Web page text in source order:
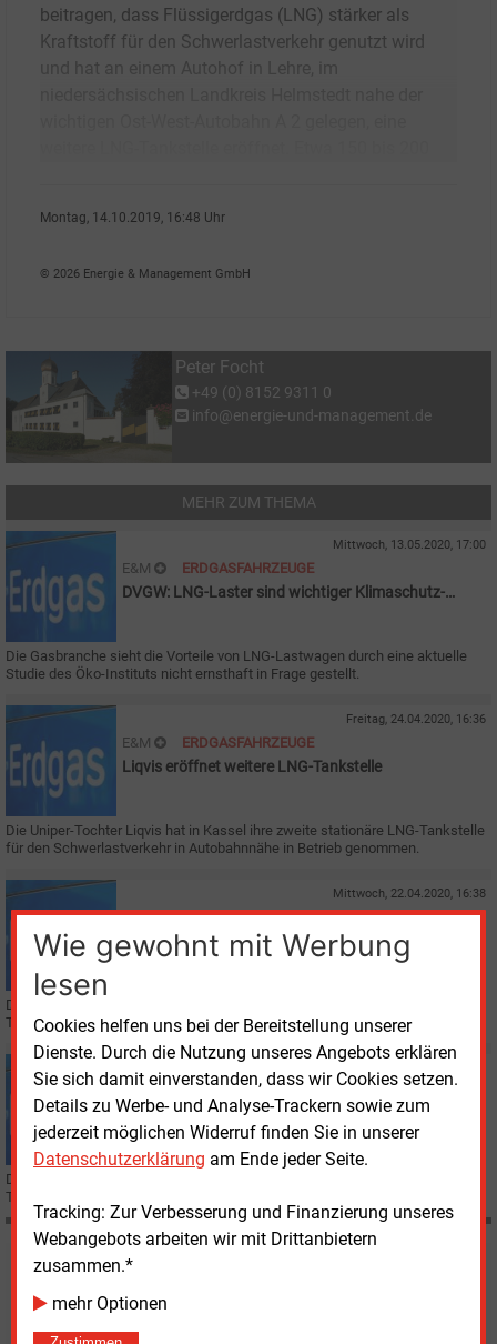
Wie gewohnt mit Werbung
lesen
Cookies helfen uns bei der Bereitstellung unserer
Dienste. Durch die Nutzung unseres Angebots erklären
Sie sich damit einverstanden, dass wir Cookies setzen.
Details zu Werbe- und Analyse-Trackern sowie zum
jederzeit möglichen Widerruf finden Sie in unserer
Datenschutzerklärung am Ende jeder Seite.
Tracking: Zur Verbesserung und Finanzierung unseres
Webangebots arbeiten wir mit Drittanbietern
zusammen.*
mehr Optionen
beitragen, dass Flüssigerdgas (LNG) stärker als
Kraftstoff für den Schwerlastverkehr genutzt wird
und hat an einem Autohof in Lehre, im
Montag, 14.10.2019, 16:48 Uhr
© 2026 Energie & Management GmbH
Peter Focht
+49 (0) 8152 9311 0
info@energie-und-management.de
MEHR ZUM THEMA
Mittwoch, 13.05.2020, 17:00
E&M ERDGASFAHRZEUGE
DVGW: LNG-Laster sind wichtiger Klimaschutz-
Die Gasbranche sieht die Vorteile von LNG-Lastwagen durch eine aktuelle
Studie des Öko-Instituts nicht ernsthaft in Frage gestellt.
Freitag, 24.04.2020, 16:36
E&M ERDGASFAHRZEUGE
Liqvis eröffnet weitere LNG-Tankstelle
Die Uniper-Tochter Liqvis hat in Kassel ihre zweite stationäre LNG-Tankstelle
für den Schwerlastverkehr in Autobahnnähe in Betrieb genommen.
Mittwoch, 22.04.2020, 16:38
E&M ERDGASFAHRZEUGE
Weitere LNG-Tankstelle in Potsdam
Der russische LNG-Lieferant Novatek hat in Potsdam seine zweite LNG-
Tankstelle in Deutschland eröffnet.
E&M ERDGASFAHRZEUGE
Baywa startet LNG-Tankstellenbetrieb
Der Baywa-Konzern hat in Kooperation mit VW in Wolfsburg seine erste LNG-
Tankstelle für Lastwagen in Betrieb genommen.
Möchten Sie diese und
weitere Nachrichten lesen?